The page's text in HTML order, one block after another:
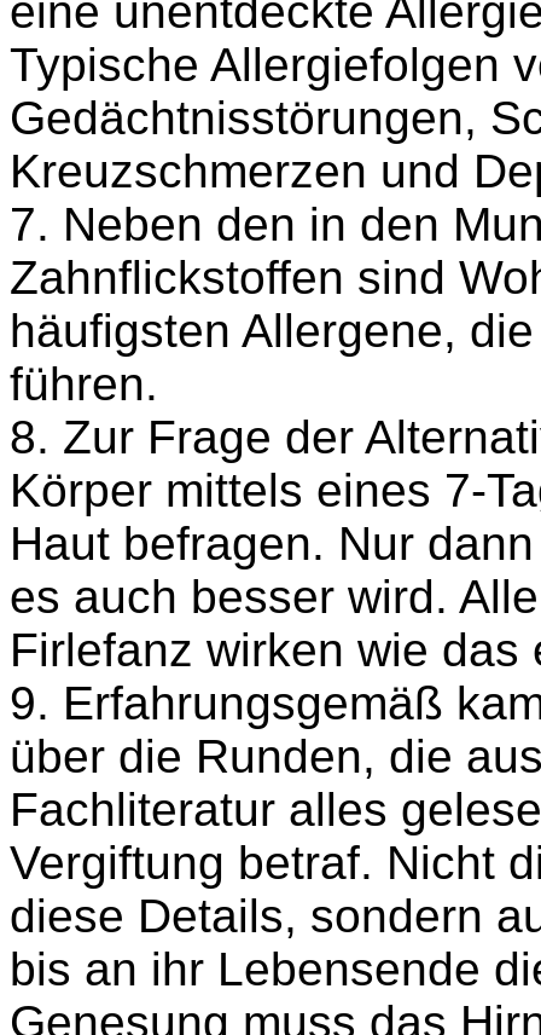
eine unentdeckte
Typische Allergiefolgen
Gedächtnisstörungen,
Kreuzschmerzen und
7. Neben den in den
Zahnflickstoffen sind
häufigsten Allergene,
führen.
8. Zur Frage der
Körper mittels eines 7-
Haut befragen. Nur
es auch besser wird.
Firlefanz wirken wie das
9. Erfahrungsgemäß
über die Runden, die
Fachliteratur alles
Vergiftung betraf. Nicht
diese Details, sondern
bis an ihr Lebensende
Genesung muss das